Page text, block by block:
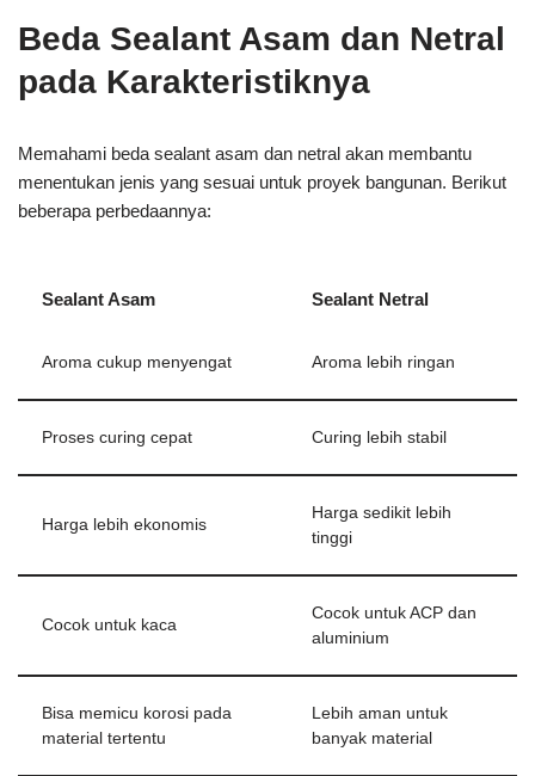
Beda Sealant Asam dan Netral
pada Karakteristiknya
Memahami beda sealant asam dan netral akan membantu
menentukan jenis yang sesuai untuk proyek bangunan. Berikut
beberapa perbedaannya:
Sealant Asam Sealant Netral
Aroma cukup menyengat Aroma lebih ringan
Proses curing cepat Curing lebih stabil
Harga lebih ekonomis
Harga sedikit lebih
tinggi
Cocok untuk kaca
Cocok untuk ACP dan
aluminium
Bisa memicu korosi pada
material tertentu
Lebih aman untuk
banyak material